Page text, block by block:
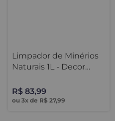
Limpador de Minérios
Naturais 1L - Decor
R$ 83,99
ou 3x de R$ 27,99